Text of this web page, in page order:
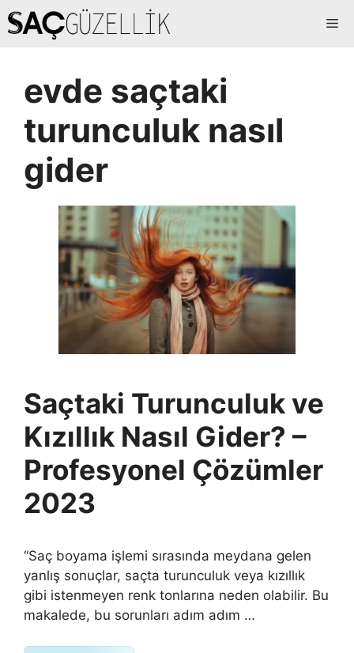
İçeriğe
atla
evde saçtaki
turunculuk nasıl
gider
Saçtaki Turunculuk ve
Kızıllık Nasıl Gider? –
Profesyonel Çözümler
2023
“Saç boyama işlemi sırasında meydana gelen
yanlış sonuçlar, saçta turunculuk veya kızıllık
gibi istenmeyen renk tonlarına neden olabilir. Bu
makalede, bu sorunları adım adım …